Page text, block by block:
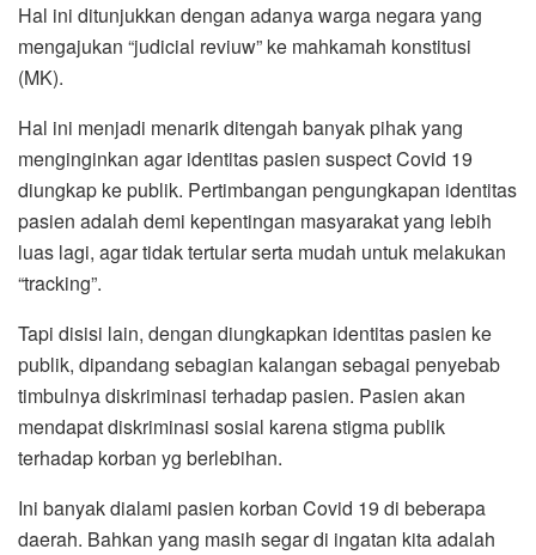
Hal ini ditunjukkan dengan adanya warga negara yang
mengajukan “judicial reviuw” ke mahkamah konstitusi
(MK).
Hal ini menjadi menarik ditengah banyak pihak yang
menginginkan agar identitas pasien suspect Covid 19
diungkap ke publik. Pertimbangan pengungkapan identitas
pasien adalah demi kepentingan masyarakat yang lebih
luas lagi, agar tidak tertular serta mudah untuk melakukan
“tracking”.
Tapi disisi lain, dengan diungkapkan identitas pasien ke
publik, dipandang sebagian kalangan sebagai penyebab
timbulnya diskriminasi terhadap pasien. Pasien akan
mendapat diskriminasi sosial karena stigma publik
terhadap korban yg berlebihan.
Ini banyak dialami pasien korban Covid 19 di beberapa
daerah. Bahkan yang masih segar di ingatan kita adalah